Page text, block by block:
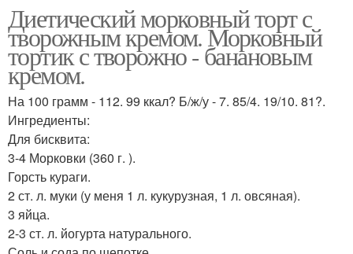
Диетический морковный торт с
творожным кремом. Морковный
тортик с творожно - банановым
кремом.
На 100 грамм - 112. 99 ккал? Б/ж/у - 7. 85/4. 19/10. 81?.
Ингредиенты:
Для бисквита:
3-4 Морковки (360 г. ).
Горсть кураги.
2 ст. л. муки (у меня 1 л. кукурузная, 1 л. овсяная).
3 яйца.
2-3 ст. л. йогурта натурального.